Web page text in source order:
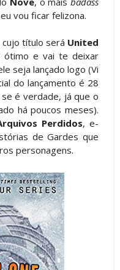
vou ficar felizona.
cujo título será United
ótimo e vai te deixar
seja lançado logo (Vi
do lançamento é 28
é verdade, já que o
há poucos meses).
Perdidos, e-
de Gardes que
personagens.